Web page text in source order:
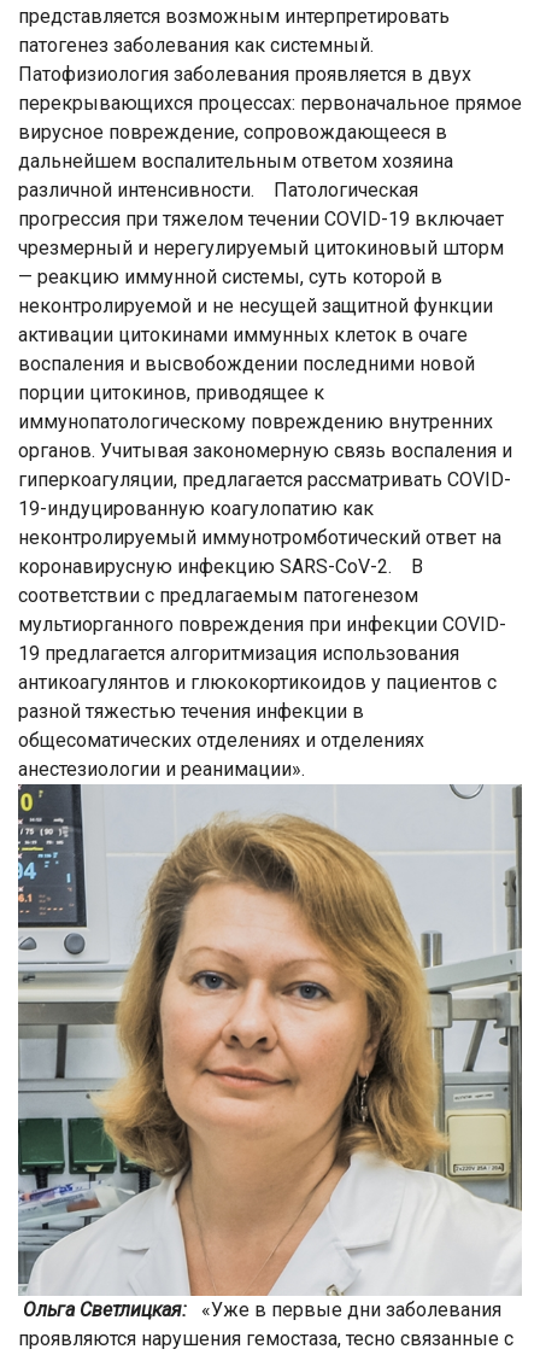
представляется возможным интерпретировать
патогенез заболевания как системный.
Патофизиология заболевания проявляется в двух
перекрывающихся процессах: первоначальное прямое
вирусное повреждение, сопровождающееся в
дальнейшем воспалительным ответом хозяина
различной интенсивности. Патологическая
прогрессия при тяжелом течении COVID-19 включает
чрезмерный и нерегулируемый цитокиновый шторм
— реакцию иммунной системы, суть которой в
неконтролируемой и не несущей защитной функции
активации цитокинами иммунных клеток в очаге
воспаления и высвобождении последними новой
порции цитокинов, приводящее к
иммунопатологическому повреждению внутренних
органов. Учитывая закономерную связь воспаления и
гиперкоагуляции, предлагается рассматривать COVID-
19-индуцированную коагулопатию как
неконтролируемый иммунотромботический ответ на
коронавирусную инфекцию SARS-CoV-2. В
соответствии с предлагаемым патогенезом
мультиорганного повреждения при инфекции COVID-
19 предлагается алгоритмизация использования
антикоагулянтов и глюкокортикоидов у пациентов с
разной тяжестью течения инфекции в
общесоматических отделениях и отделениях
анестезиологии и реанимации».
Ольга Светлицкая: «Уже в первые дни заболевания
проявляются нарушения гемостаза, тесно связанные с